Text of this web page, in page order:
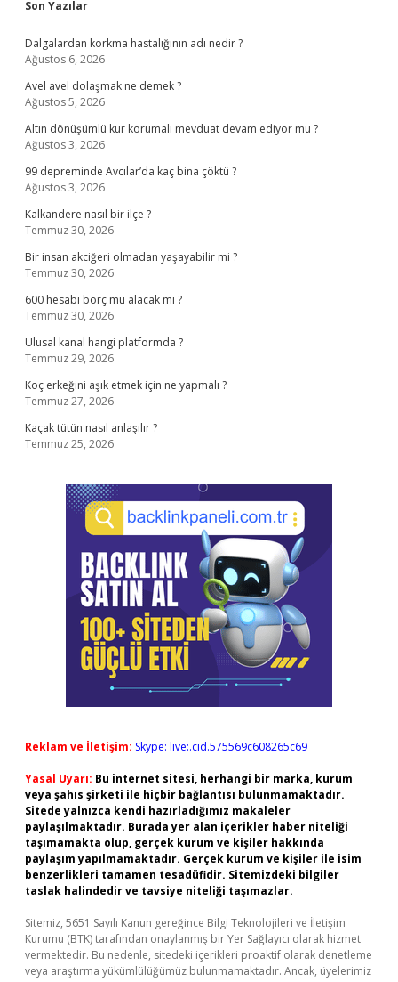
Sidebar
Son Yazılar
Dalgalardan korkma hastalığının adı nedir ?
Ağustos 6, 2026
Avel avel dolaşmak ne demek ?
Ağustos 5, 2026
Altın dönüşümlü kur korumalı mevduat devam ediyor mu ?
Ağustos 3, 2026
99 depreminde Avcılar’da kaç bina çöktü ?
Ağustos 3, 2026
Kalkandere nasıl bir ilçe ?
Temmuz 30, 2026
Bir insan akciğeri olmadan yaşayabilir mi ?
Temmuz 30, 2026
600 hesabı borç mu alacak mı ?
Temmuz 30, 2026
Ulusal kanal hangi platformda ?
Temmuz 29, 2026
Koç erkeğini aşık etmek için ne yapmalı ?
Temmuz 27, 2026
Kaçak tütün nasıl anlaşılır ?
Temmuz 25, 2026
Reklam ve İletişim: Skype: live:.cid.575569c608265c69
Yasal Uyarı: Bu internet sitesi, herhangi bir marka, kurum
veya şahıs şirketi ile hiçbir bağlantısı bulunmamaktadır.
Sitede yalnızca kendi hazırladığımız makaleler
paylaşılmaktadır. Burada yer alan içerikler haber niteliği
taşımamakta olup, gerçek kurum ve kişiler hakkında
paylaşım yapılmamaktadır. Gerçek kurum ve kişiler ile isim
benzerlikleri tamamen tesadüfidir. Sitemizdeki bilgiler
taslak halindedir ve tavsiye niteliği taşımazlar.
Sitemiz, 5651 Sayılı Kanun gereğince Bilgi Teknolojileri ve İletişim
Kurumu (BTK) tarafından onaylanmış bir Yer Sağlayıcı olarak hizmet
vermektedir. Bu nedenle, sitedeki içerikleri proaktif olarak denetleme
veya araştırma yükümlülüğümüz bulunmamaktadır. Ancak, üyelerimiz